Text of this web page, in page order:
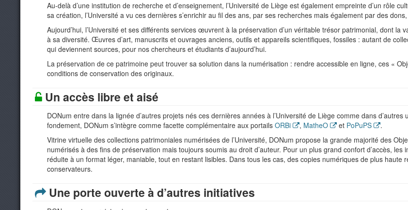
Au-delà d’une institution de recherche et d’enseignement, l’Université de Liège est également empreinte d’un rôle
sa création, l’Université a vu ces dernières s’enrichir au fil des ans, par ses recherches mais également par des
Aujourd’hui, l’Université et ses différents services œuvrent à la préservation d’un véritable trésor patrimonial, dont
à sa diversité. Œuvres d’art, manuscrits et ouvrages anciens, outils et appareils scientifiques, fossiles : autant de
qui deviennent sources, pour nos chercheurs et étudiants d’aujourd’hui.
La préservation de ce patrimoine peut trouver sa solution dans la numérisation : rendre accessible en ligne, ces «
conditions de conservation des originaux.
Un accès libre et aisé
DONum entre dans la lignée d’autres projets nés ces dernières années à l’Université de Liège comme dans
fondement, DONum s’intègre comme facette complémentaire aux portails ORBi , MatheO et PoPuPS
.
Vitrine virtuelle des collections patrimoniales numérisées de l’Université, DONum propose la grande majorité des
numérisés à des fins de préservation mais toujours soumis au droit d’auteur. Pour un plus grand confort d’accès,
réduite à un format léger, maniable, tout en restant lisibles. Dans tous les cas, des copies numériques de plus
conservateurs.
Une porte ouverte à d’autres initiatives